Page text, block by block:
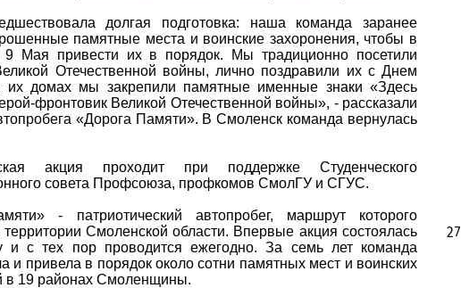
долгая подготовка: наша команда заранее
памятные места и воинские захоронения, чтобы в
9 Мая привести их в порядок. Мы традиционно посетили
Отечественной войны, лично поздравили их с Днем
домах мы закрепили памятные именные знаки «Здесь
фронтовик Великой Отечественной войны», - рассказали
«Дорога Памяти». В Смоленск команда вернулась
акция проходит при поддержке Студенческого
совета Профсоюза, профкомов СмолГУ и СГУС.
- патриотический автопробег, маршрут которого
территории Смоленской области. Впервые акция состоялась
и с тех пор проводится ежегодно. За семь лет команда
и привела в порядок около сотни памятных мест и воинских
в 19 районах Смоленщины.
27